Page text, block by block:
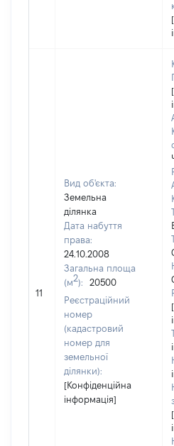
11
Вид об'єкта:
Земельна
ділянка
Дата набуття
права:
24.10.2008
Загальна площа
(м2):
20500
Реєстраційний
номер
(кадастровий
номер для
земельної
ділянки):
[Конфіденційна
інформація]